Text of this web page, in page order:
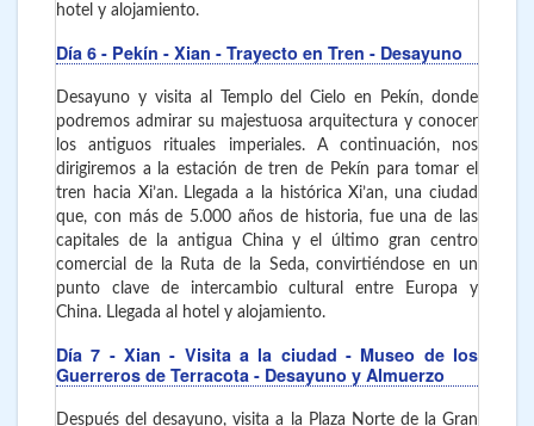
hotel y alojamiento.
Día 6 - Pekín - Xian - Trayecto en Tren - Desayuno
Desayuno y visita al Templo del Cielo en Pekín, donde
podremos admirar su majestuosa arquitectura y conocer
los antiguos rituales imperiales. A continuación, nos
dirigiremos a la estación de tren de Pekín para tomar el
tren hacia Xi’an. Llegada a la histórica Xi’an, una ciudad
que, con más de 5.000 años de historia, fue una de las
capitales de la antigua China y el último gran centro
comercial de la Ruta de la Seda, convirtiéndose en un
punto clave de intercambio cultural entre Europa y
China. Llegada al hotel y alojamiento.
Día 7 - Xian- Visita a la ciudad - Museo de los
Guerreros de Terracota - Desayuno y Almuerzo
Después del desayuno, visita a la Plaza Norte de la Gran